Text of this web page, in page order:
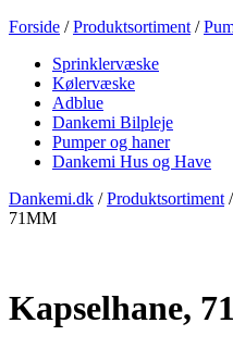
Forside /Produktsortiment /
Sprinklervæske
Kølervæske
Adblue
Dankemi Bilpleje
Pumper og haner
Dankemi Hus og Have
Dankemi.dk /Produktsortiment /
71MM
Kapselhane,